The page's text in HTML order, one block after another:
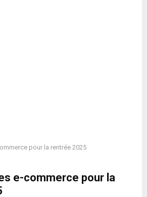
pour la rentrée 2025
e-commerce pour la